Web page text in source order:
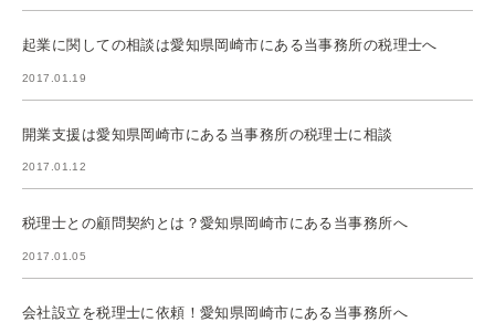
起業に関しての相談は愛知県岡崎市にある当事務所の税理士へ
2017.01.19
開業支援は愛知県岡崎市にある当事務所の税理士に相談
2017.01.12
税理士との顧問契約とは？愛知県岡崎市にある当事務所へ
2017.01.05
会社設立を税理士に依頼！愛知県岡崎市にある当事務所へ